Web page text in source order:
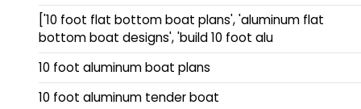
['10 foot flat bottom boat plans', 'aluminum flat
bottom boat designs', 'build 10 foot alu
10 foot aluminum boat plans
10 foot aluminum tender boat